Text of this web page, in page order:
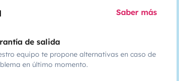
Saber más
de salida
equipo te propone alternativas en caso de
en último momento.